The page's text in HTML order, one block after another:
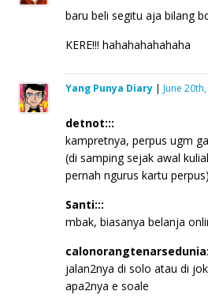
baru beli segitu aja bilang
KERE!!! hahahahahahaha
Yang Punya Diary| June
detnot:::
kampretnya, perpus ugm
(di samping sejak awal
pernah ngurus kartu perpus)
Santi:::
mbak, biasanya belanja
jalan2nya di solo atau di
apa2nya e soale